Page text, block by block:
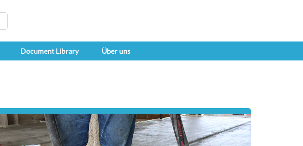
Document Library Über uns